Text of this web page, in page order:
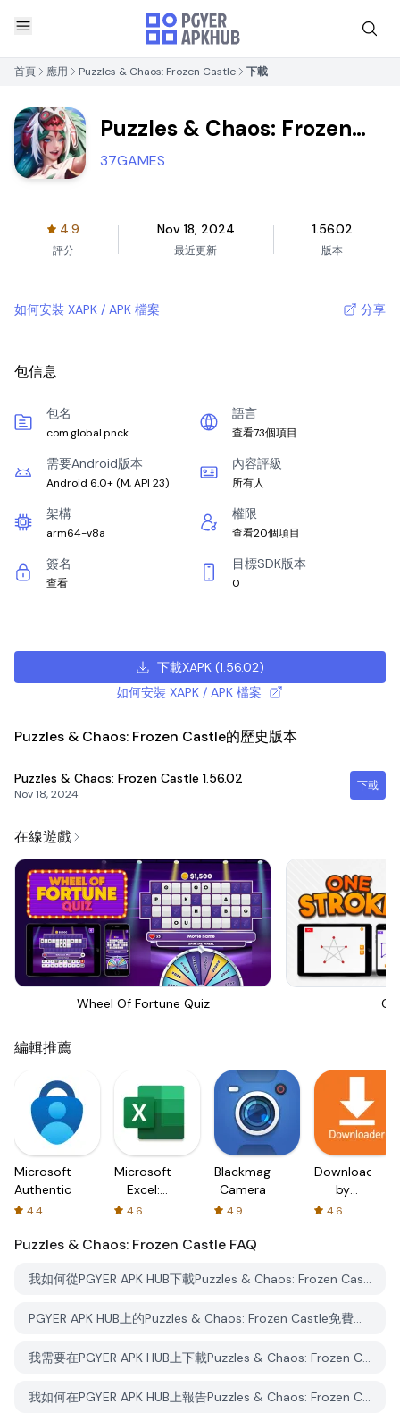
首頁 應用 Puzzles & Chaos: Frozen Castle 下載
Puzzles & Chaos: Frozen
Castle
37GAMES
4.9
評分
Nov 18, 2024
最近更新
1.56.02
版本
如何安裝 XAPK / APK 檔案 分享
包信息
包名
com.global.pnck
語言
查看73個項目
需要Android版本
Android 6.0+ (M, API 23)
內容評級
所有人
架構
arm64-v8a
權限
查看20個項目
簽名
查看
目標SDK版本
0
下載XAPK(1.56.02)
如何安裝 XAPK / APK 檔案
Puzzles & Chaos: Frozen Castle的歷史版本
Puzzles & Chaos: Frozen Castle 1.56.02
Nov 18, 2024
下載
在線遊戲
Wheel Of Fortune Quiz
編輯推薦
Microsoft
Authenticator
4.4
Microsoft
Excel:
Spreadsheets
4.6
Blackmagic
Camera
4.9
Downloader
by
AFTVnews
4.6
Puzzles & Chaos: Frozen Castle FAQ
我如何從PGYER APK HUB下載Puzzles & Chaos: Frozen Castle？
PGYER APK HUB上的Puzzles & Chaos: Frozen Castle免費下載嗎？
我需要在PGYER APK HUB上下載Puzzles & Chaos: Frozen Castle時需要帳戶嗎？
我如何在PGYER APK HUB上報告Puzzles & Chaos: Frozen Castle的問題？